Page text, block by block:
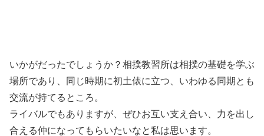
いかがだったでしょうか？相撲教習所は相撲の基礎を学ぶ
場所であり、同じ時期に初土俵に立つ、いわゆる同期とも
交流が持てるところ。
ライバルでもありますが、ぜひお互い支え合い、力を出し
合える仲になってもらいたいなと私は思います。